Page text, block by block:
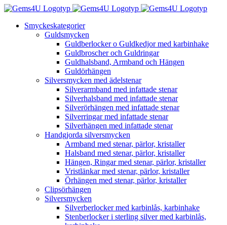
Fortsätt
innehålletSmyckeskategorier
Guldsmycken
Guldberlocker o Guldkedjor med karbinhake
Guldbroscher och Guldringar
Guldhalsband, Armband och Hängen
Guldörhängen
Silversmycken med ädelstenar
Silverarmband med infattade stenar
Silverhalsband med infattade stenar
Silverörhängen med infattade stenar
Silverringar med infattade stenar
Silverhängen med infattade stenar
Handgjorda silversmycken
Armband med stenar, pärlor, kristaller
Halsband med stenar, pärlor, kristaller
Hängen, Ringar med stenar, pärlor, kristaller
Vristlänkar med stenar, pärlor, kristaller
Örhängen med stenar, pärlor, kristaller
Clipsörhängen
Silversmycken
Silverberlocker med karbinlås, karbinhake
Stenberlocker i sterling silver med karbinlås,